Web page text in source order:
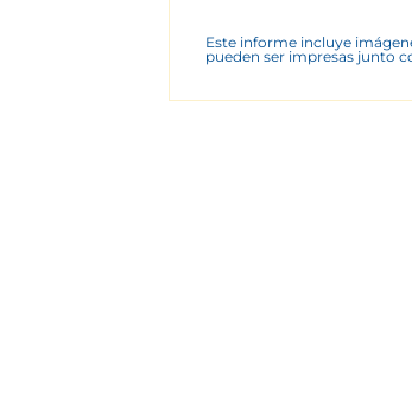
Este informe incluye
pueden ser impresas junto